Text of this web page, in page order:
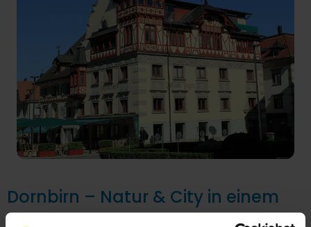
Dornbirn – Natur & City in einem